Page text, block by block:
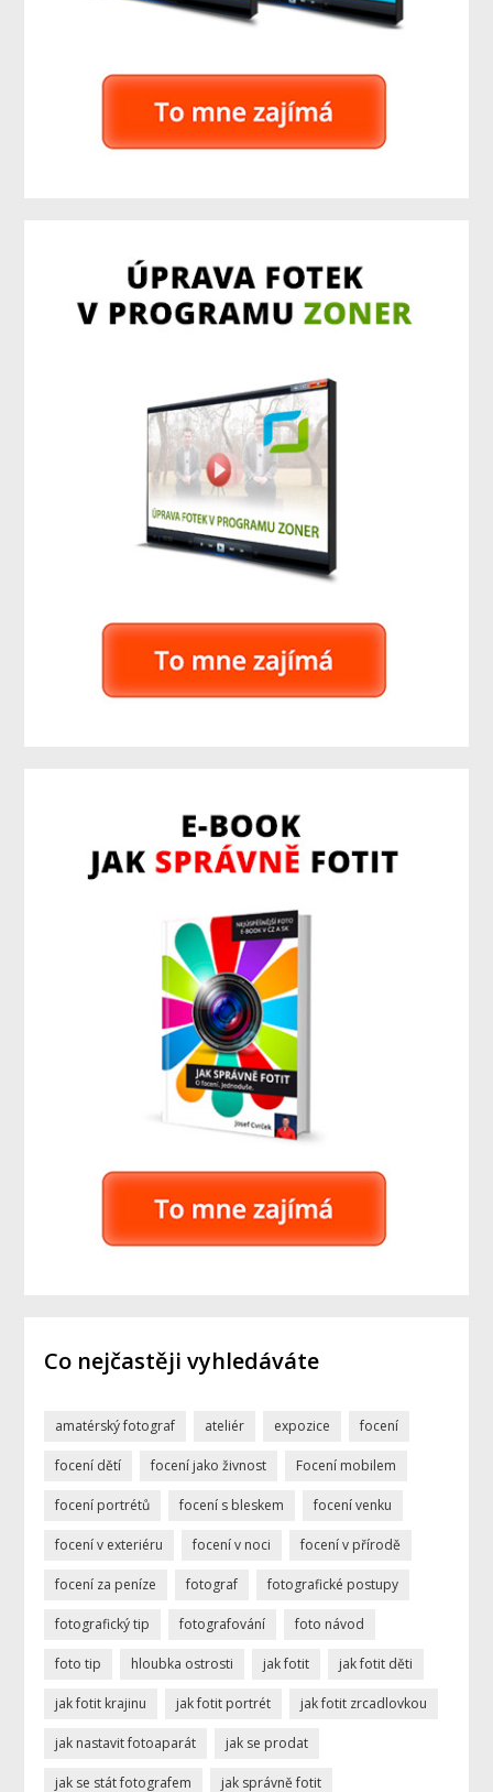
Co nejčastěji vyhledáváte
amatérský fotograf ateliér expozice focení
focení dětí focení jako živnost Focení mobilem
focení portrétů focení s bleskem focení venku
focení v exteriéru focení v noci focení v přírodě
focení za peníze fotograf fotografické postupy
fotografický tip fotografování foto návod
foto tip hloubka ostrosti jak fotit jak fotit děti
jak fotit krajinu jak fotit portrét jak fotit zrcadlovkou
jak nastavit fotoaparát jak se prodat
jak se stát fotografem jak správně fotit